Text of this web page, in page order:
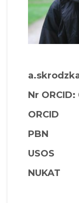
Nr
ORCID
PBN
USOS
NUKAT